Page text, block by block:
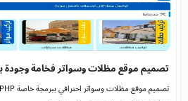
تصميم موقع مظلات وسواتر فخامة وجودة